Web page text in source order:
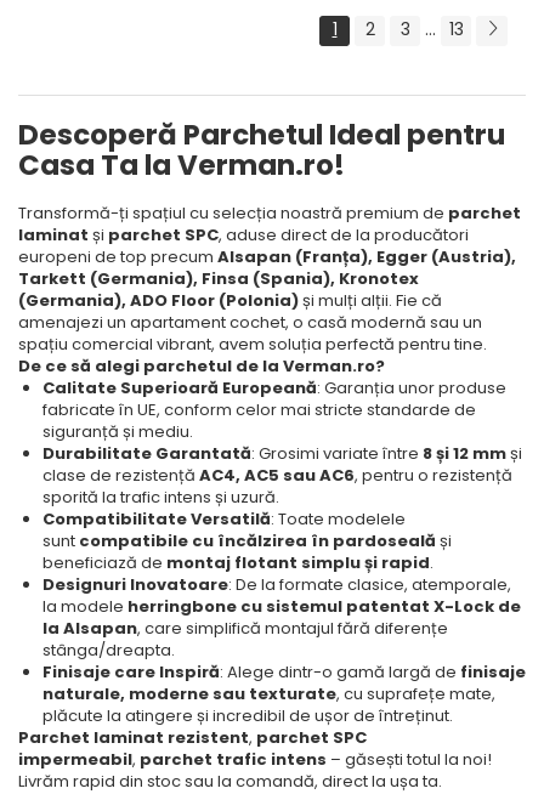
1 2 3 ... 13
Descoperă Parchetul Ideal pentru
Casa Ta la Verman.ro!
Transformă-ți spațiul cu selecția noastră premium de parchet
laminat și parchet SPC, aduse direct de la producători
europeni de top precum Alsapan (Franța), Egger (Austria),
Tarkett (Germania), Finsa (Spania), Kronotex
(Germania), ADO Floor (Polonia)și mulți alții. Fie că
amenajezi un apartament cochet, o casă modernă sau un
spațiu comercial vibrant, avem soluția perfectă pentru tine.
De ce să alegi parchetul de la Verman.ro?
Calitate Superioară Europeană: Garanția unor produse
fabricate în UE, conform celor mai stricte standarde de
siguranță și mediu.
Durabilitate Garantată: Grosimi variate între 8 și 12 mmși
clase de rezistență AC4, AC5 sau AC6, pentru o rezistență
sporită la trafic intens și uzură.
Compatibilitate Versatilă: Toate modelele
sunt compatibile cu încălzirea în pardoseală și
beneficiază de montaj flotant simplu și rapid.
Designuri Inovatoare: De la formate clasice, atemporale,
la modele herringbone cu sistemul patentat X-Lock de
la Alsapan, care simplifică montajul fără diferențe
stânga/dreapta.
Finisaje care Inspiră: Alege dintr-o gamă largă de finisaje
naturale, moderne sau texturate, cu suprafețe mate,
plăcute la atingere și incredibil de ușor de întreținut.
Parchet laminat rezistent, parchet SPC
impermeabil, parchet trafic intens – găsești totul la noi!
Livrăm rapid din stoc sau la comandă, direct la ușa ta.